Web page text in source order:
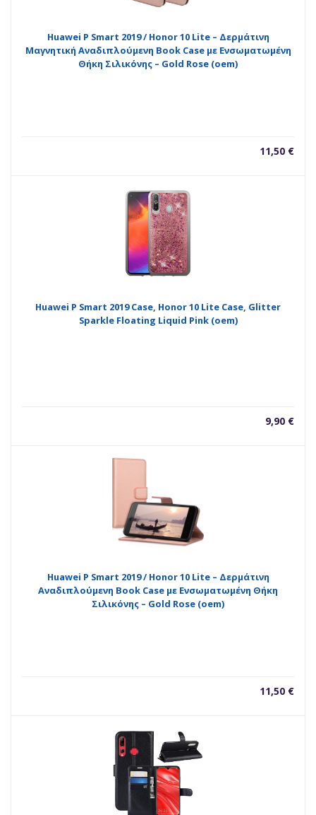
Huawei P Smart 2019 / Honor 10 Lite – Δερμάτινη
Μαγνητική Αναδιπλούμενη Book Case με Ενσωματωμένη
Θήκη Σιλικόνης – Gold Rose (oem)
11,50 €
Huawei P Smart 2019 Case, Honor 10 Lite Case, Glitter
Sparkle Floating Liquid Pink (oem)
9,90 €
Huawei P Smart 2019 / Honor 10 Lite – Δερμάτινη
Αναδιπλούμενη Book Case με Ενσωματωμένη Θήκη
Σιλικόνης – Gold Rose (oem)
11,50 €